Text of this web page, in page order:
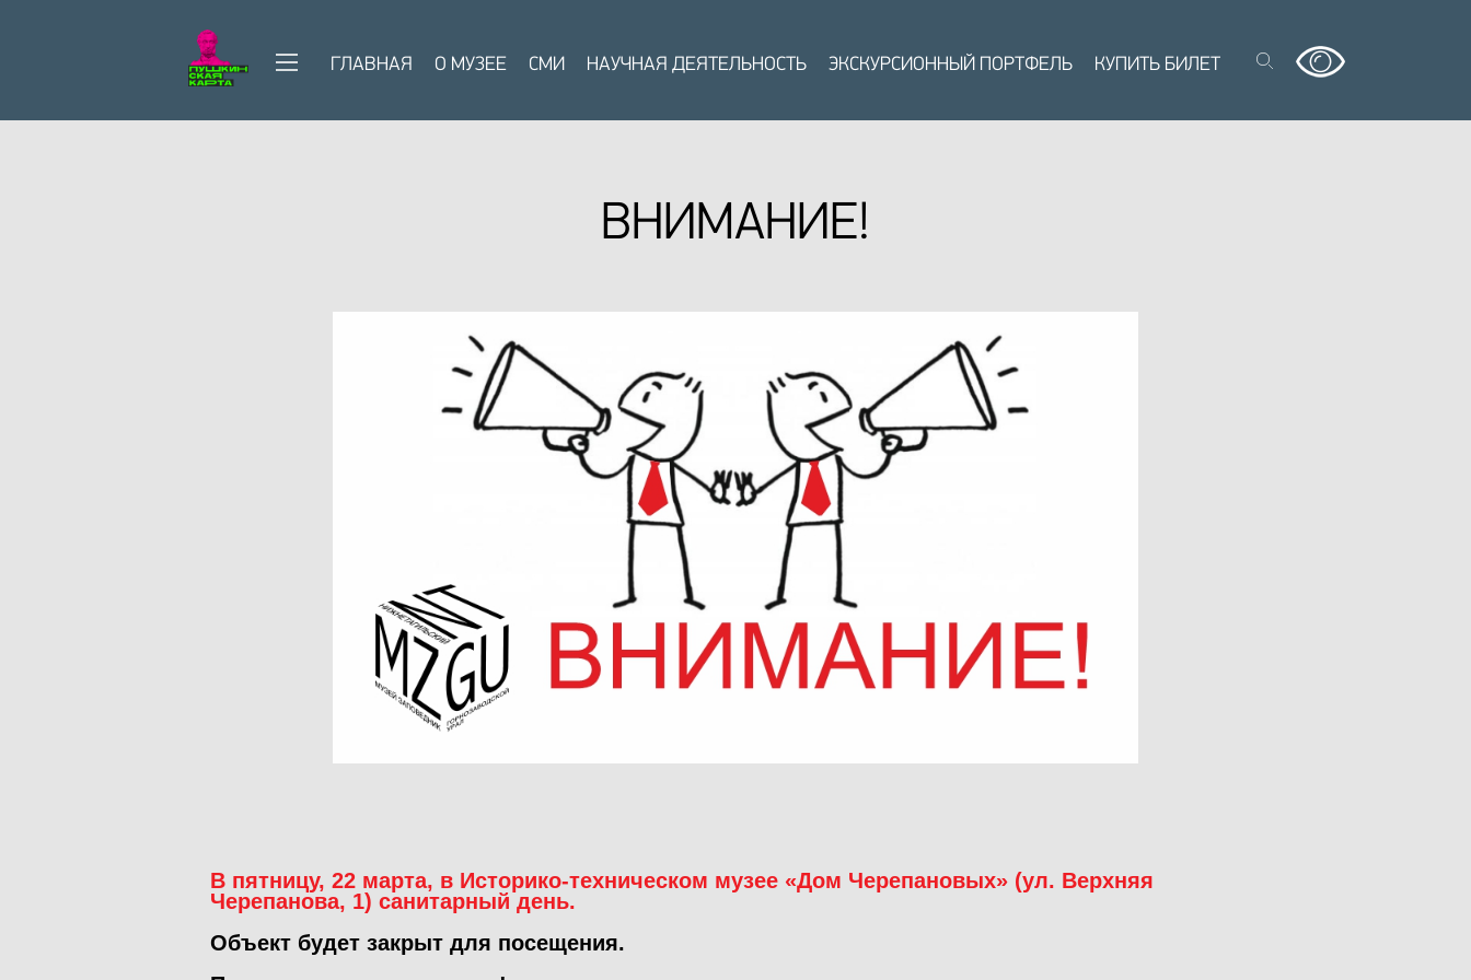
ГЛАВНАЯ О МУЗЕЕ СМИ НАУЧНАЯ ДЕЯТЕЛЬНОСТЬ ЭКСКУРСИОННЫЙ ПОРТФЕЛЬ КУПИТЬ БИЛЕТ
ВНИМАНИЕ!
В пятницу, 22 марта, в Историко-техническом музее «Дом Черепановых» (ул. Верхняя
Черепанова, 1) санитарный день.
Объект будет закрыт для посещения.